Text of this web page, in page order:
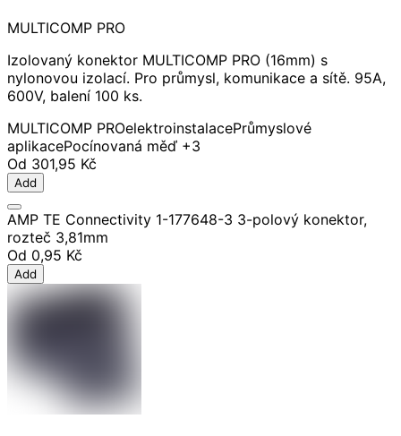
MULTICOMP PRO
Izolovaný konektor MULTICOMP PRO (16mm) s
nylonovou izolací. Pro průmysl, komunikace a sítě. 95A,
600V, balení 100 ks.
MULTICOMP PROelektroinstalacePrůmyslové
aplikacePocínovaná měď +3
Od 301,95 Kč
Add
AMP TE Connectivity 1-177648-3 3-polový konektor,
rozteč 3,81mm
Od 0,95 Kč
Add